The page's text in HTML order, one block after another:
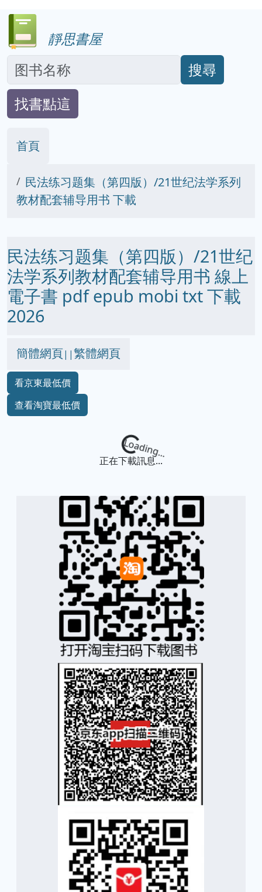
靜思書屋
搜尋
找書點這
首頁
民法练习题集（第四版）/21世纪法学系列
教材配套辅导用书 下載
民法练习题集（第四版）/21世纪
法学系列教材配套辅导用书 線上
電子書 pdf epub mobi txt 下載
2026
簡體網頁||繁體網頁
看京東最低價
查看淘寶最低價
Loading...
正在下載訊息...